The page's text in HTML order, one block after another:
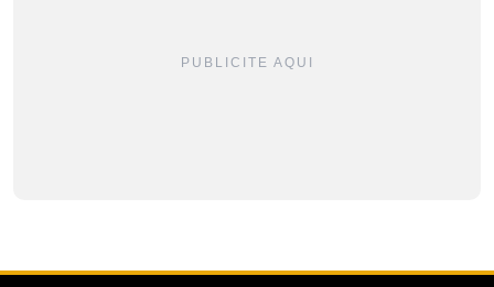
PUBLICITE AQUI